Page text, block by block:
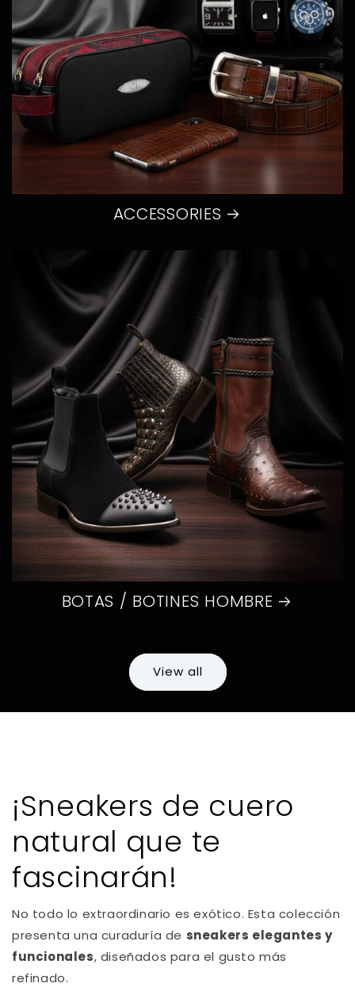
ACCESSORIES
BOTAS / BOTINES HOMBRE
View all
¡Sneakers de cuero
natural que te
fascinarán!
No todo lo extraordinario es exótico. Esta colección
presenta una curaduría de sneakers elegantes y
funcionales, diseñados para el gusto más
refinado.